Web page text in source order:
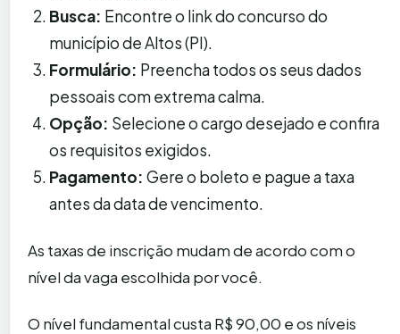
Busca: Encontre o link do concurso do
município de Altos (PI).
Formulário: Preencha todos os seus dados
pessoais com extrema calma.
Opção: Selecione o cargo desejado e confira
os requisitos exigidos.
Pagamento: Gere o boleto e pague a taxa
antes da data de vencimento.
As taxas de inscrição mudam de acordo com o
nível da vaga escolhida por você.
O nível fundamental custa R$ 90,00 e os níveis